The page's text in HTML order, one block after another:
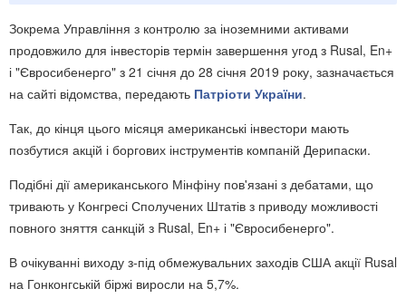
Зокрема Управління з контролю за іноземними активами
продовжило для інвесторів термін завершення угод з Rusal, En+
і "Євросибенерго" з 21 січня до 28 січня 2019 року, зазначається
на сайті відомства, передають Патріоти України.
Так, до кінця цього місяця американські інвестори мають
позбутися акцій і боргових інструментів компаній Дерипаски.
Подібні дії американського Мінфіну пов'язані з дебатами, що
тривають у Конгресі Сполучених Штатів з приводу можливості
повного зняття санкцій з Rusal, En+ і "Євросибенерго".
В очікуванні виходу з-під обмежувальних заходів США акції Rusal
на Гонконгській біржі виросли на 5,7%.